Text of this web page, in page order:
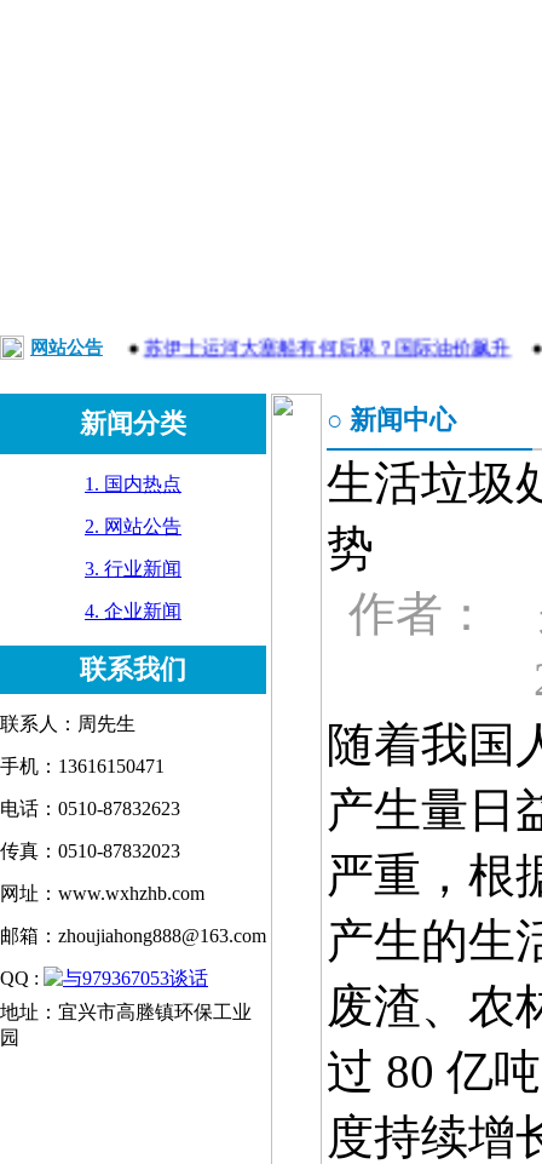
网站公告
声明●苏伊士运河大塞船有何后果？国际油价飙升●【独
新闻分类
1. 国内热点
2. 网站公告
3. 行业新闻
4. 企业新闻
联系我们
联系人：周先生
手机：13616150471
电话：0510-87832623
传真：0510-87832023
网址：www.wxhzhb.com
邮箱：zhoujiahong888@163.com
QQ :
地址：宜兴市高塍镇环保工业
园
○ 新闻中心
生活垃圾
势
作者：
随着我国
产生量日
严重，根
产生的生
废渣、农
过 80 亿
度持续增